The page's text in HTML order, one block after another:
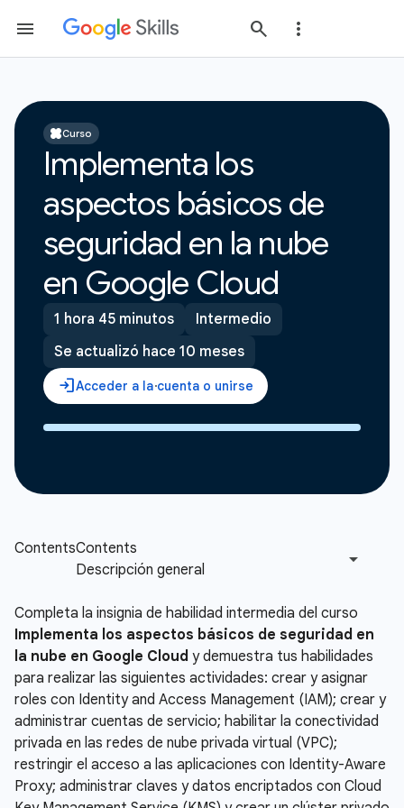
Curso
Implementa los
aspectos básicos de
seguridad en la nube
en Google Cloud
1 hora 45 minutos
Intermedio
Se actualizó hace 10 meses
Completa la insignia de habilidad intermedia del curso
Implementa los aspectos básicos de seguridad en
la nube en Google Cloud y demuestra tus habilidades
para realizar las siguientes actividades: crear y asignar
roles con Identity and Access Management (IAM); crear y
administrar cuentas de servicio; habilitar la conectividad
privada en las redes de nube privada virtual (VPC);
restringir el acceso a las aplicaciones con Identity-Aware
Proxy; administrar claves y datos encriptados con Cloud